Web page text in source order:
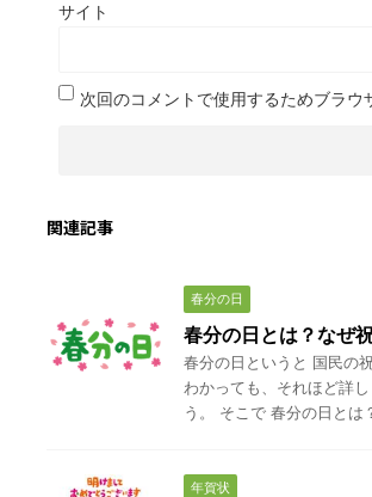
サイト
次回のコメントで使用するためブラウ
関連記事
春分の日
春分の日とは？なぜ
春分の日というと 国民の
わかっても、それほど詳
う。 そこで 春分の日とは
年賀状